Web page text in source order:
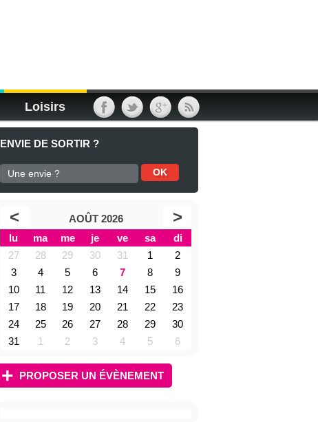
Loisirs
ENVIE DE SORTIR ?
< AOÛT 2026 >
lu ma me je ve sa
di
27
28 29 30 31 1
2
3
4 5 6 7 8
9
10
11 12 13 14 15
16
17
18 19 20 21 22
23
24
25 26 27 28 29
30
31
1 2 3 4 5 6
PROPOSER UN ÉVÈNEMENT